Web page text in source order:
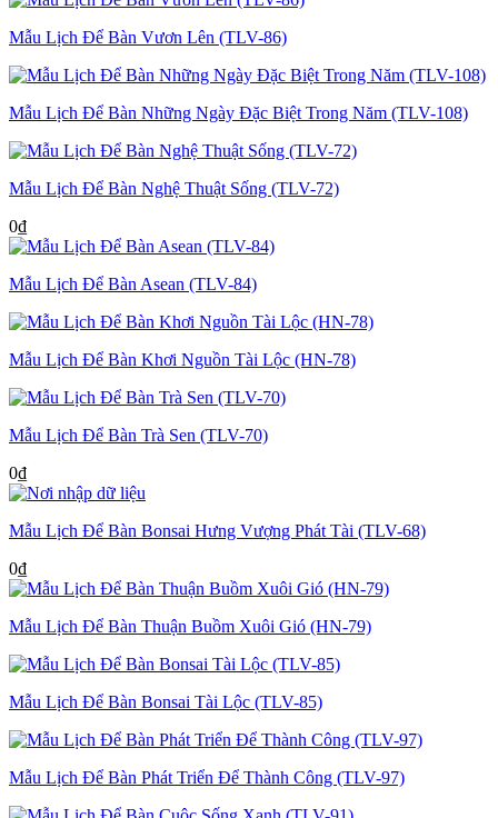
Mẫu Lịch Để Bàn Vươn Lên (TLV-86)
Mẫu Lịch Để Bàn Những Ngày Đặc Biệt Trong Năm (TLV-108)
Mẫu Lịch Để Bàn Nghệ Thuật Sống (TLV-72)
0₫
Mẫu Lịch Để Bàn Asean (TLV-84)
Mẫu Lịch Để Bàn Khơi Nguồn Tài Lộc (HN-78)
Mẫu Lịch Để Bàn Trà Sen (TLV-70)
0₫
Mẫu Lịch Để Bàn Bonsai Hưng Vượng Phát Tài (TLV-68)
0₫
Mẫu Lịch Để Bàn Thuận Buồm Xuôi Gió (HN-79)
Mẫu Lịch Để Bàn Bonsai Tài Lộc (TLV-85)
Mẫu Lịch Để Bàn Phát Triển Để Thành Công (TLV-97)